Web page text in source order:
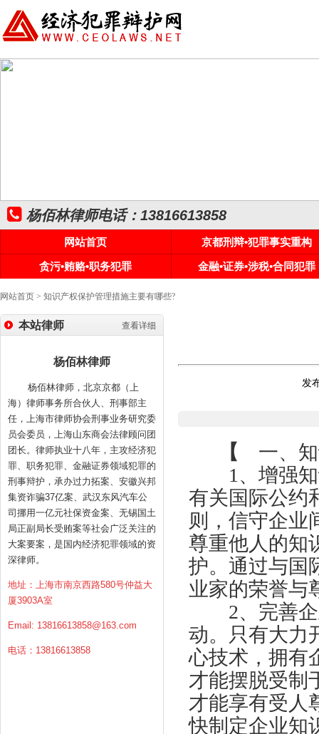
杨佰林律师电话：13816613858
网站首页
京都刑辩•犯罪事实重构
贪污•贿赂•职务犯罪
金融•证券•涉税•合同犯罪
网站首页 > 知识产权保护管理措施主要有哪些?
查看详细
本站律师
杨佰林律师
杨佰林律师，北京京都（上
海）律师事务所合伙人、刑事部主
任，上海市律师协会刑事业务研究委
员会委员，上海山东商会法律顾问团
团长。律师执业十八年，主攻经济犯
罪、职务犯罪、金融证券领域犯罪的
刑事辩护，承办过力拓案、安徽兴邦
集资诈骗37亿案、武汉东风汽车公
司挪用一亿元社保资金案、无锡国土
局正副局长受贿案等社会广泛关注的
大案要案，是国内经济犯罪领域的资
深律师。
地址：上海市南京西路580号仲益大
厦3903A室
Email: 13816613858@163.com
电话：13816613858
发
【 一、
1、增强知
有关国际公约
则，信守企业
尊重他人的知
护。通过与国
业家的荣誉与
2、完善企
动。只有大力
心技术，拥有
才能摆脱受制
才能享有受人
快制定企业知